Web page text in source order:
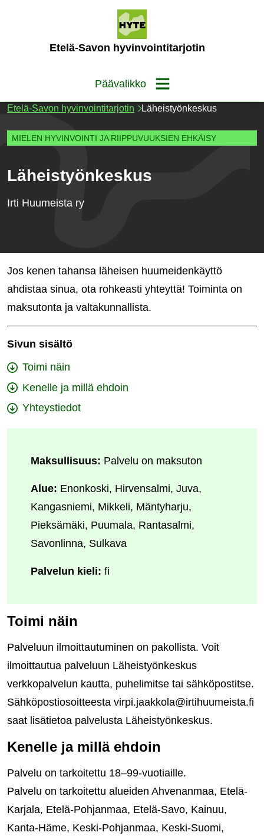
Etelä-Savon hyvinvointitarjotin
Päävalikko
Etelä-Savon hyvinvointitarjotin Läheistyönkeskus
MIELEN HYVINVOINTI JA RIIPPUVUUKSIEN EHKÄISY
Läheistyönkeskus
Irti Huumeista ry
Jos kenen tahansa läheisen huumeidenkäyttö
ahdistaa sinua, ota rohkeasti yhteyttä! Toiminta on
maksutonta ja valtakunnallista.
Sivun sisältö
Toimi näin
Kenelle ja millä ehdoin
Yhteystiedot
Maksullisuus: Palvelu on maksuton
Alue: Enonkoski, Hirvensalmi, Juva,
Kangasniemi, Mikkeli, Mäntyharju,
Pieksämäki, Puumala, Rantasalmi,
Savonlinna, Sulkava
Palvelun kieli: fi
Toimi näin
Palveluun ilmoittautuminen on pakollista. Voit
ilmoittautua palveluun Läheistyönkeskus
verkkopalvelun kautta, puhelimitse tai sähköpostitse.
Sähköpostiosoitteesta virpi.jaakkola@irtihuumeista.fi
saat lisätietoa palvelusta Läheistyönkeskus.
Kenelle ja millä ehdoin
Palvelu on tarkoitettu 18–99-vuotiaille.
Palvelu on tarkoitettu alueiden Ahvenanmaa, Etelä-
Karjala, Etelä-Pohjanmaa, Etelä-Savo, Kainuu,
Kanta-Häme, Keski-Pohjanmaa, Keski-Suomi,